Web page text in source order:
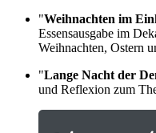
"Weihnachten im
Essensausgabe im
Weihnachten, Ostern
"Lange Nacht der
und Reflexion zum